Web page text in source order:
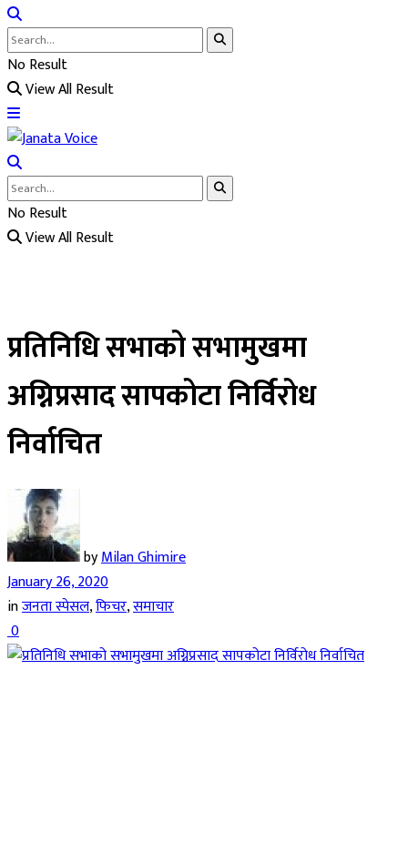
No Result
View All Result
No Result
View All Result
प्रतिनिधि सभाको सभामुखमा
अग्निप्रसाद सापकोटा निर्विरोध
निर्वाचित
byMilan Ghimire
January 26, 2020
inजनता स्पेसल,फिचर,समाचार
0